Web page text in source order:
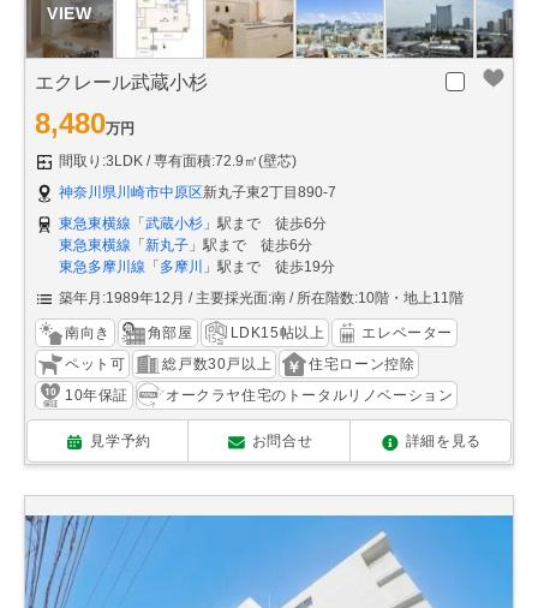
エクレール武蔵小杉
8,480万円
間取り:3LDK
専有面積:72.9㎡(壁芯)
神奈川県川崎市中原区新丸子東2丁目890-7
東急東横線 「武蔵小杉 」駅まで 徒歩6分
東急東横線 「新丸子 」駅まで 徒歩6分
東急多摩川線 「多摩川
」駅まで 徒歩19分
築年月:1989年12月
主要採光面:南 所在階数:10階・地上11階
南向き 角部屋 LDK15帖以上
エレベーター
ペット可
総戸数30戸以上
住宅ローン控除
10年保証
オークラヤ住宅のトータルリノベーション
見学予約 お問合せ 詳細を見る